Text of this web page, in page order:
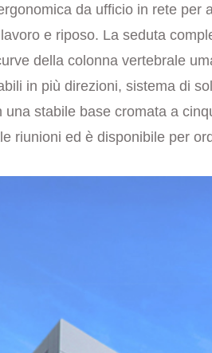
da ufficio in rete per
e riposo. La seduta
della colonna vertebrale
in più direzioni, sistema di
una stabile base cromata a
riunioni ed è disponibile per